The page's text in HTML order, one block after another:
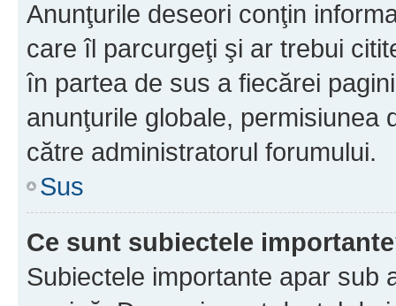
Anunţurile deseori conţin
care îl parcurgeţi şi ar trebui
în partea de sus a fiecărei
anunţurile globale, permisiunea
către administratorul forumului.
Sus
Ce sunt subiectele
Subiectele importante apar sub